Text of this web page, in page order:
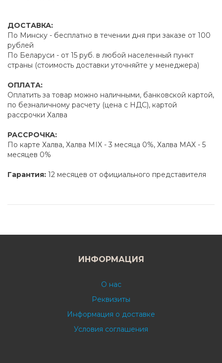
ДОСТАВКА:
По Минску - бесплатно в течении дня при заказе от 100
рублей
По Беларуси - от 15 руб. в любой населенный пункт
страны (стоимость доставки уточняйте у менеджера)
ОПЛАТА:
Оплатить за товар можно наличными, банковской картой,
по безналичному расчету (цена с НДС), картой
рассрочки Халва
РАССРОЧКА:
По карте Халва, Халва MIX - 3 месяца 0%, Халва MAX - 5
месяцев 0%
Гарантия: 12 месяцев от официального представителя
ИНФОРМАЦИЯ
О нас
Реквизиты
Информация о доставке
Условия соглашения